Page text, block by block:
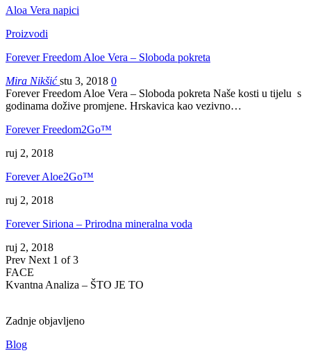
Aloa Vera napici
Proizvodi
Forever Freedom Aloe Vera – Sloboda pokreta
Mira Nikšićstu 3, 2018 0
Forever Freedom Aloe Vera – Sloboda pokreta Naše kosti u tijelu s
godinama dožive promjene. Hrskavica kao vezivno…
Forever Freedom2Go™
ruj 2, 2018
Forever Aloe2Go™
ruj 2, 2018
Forever Siriona – Prirodna mineralna voda
ruj 2, 2018
Prev Next 1 of 3
FACE
Kvantna Analiza – ŠTO JE TO
Zadnje objavljeno
Blog